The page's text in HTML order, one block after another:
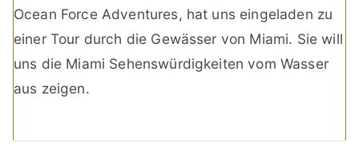
Ocean Force Adventures, hat uns eingeladen zu
einer Tour durch die Gewässer von Miami. Sie will
uns die Miami Sehenswürdigkeiten vom Wasser
aus zeigen.